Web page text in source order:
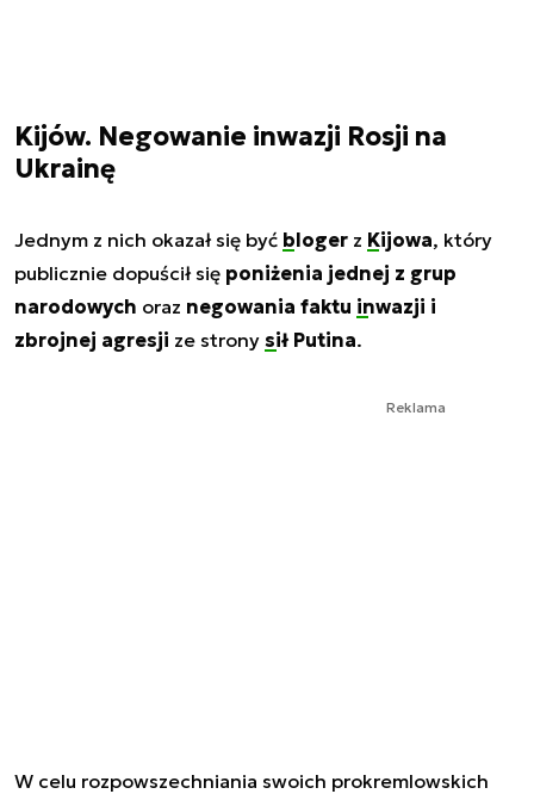
Kijów. Negowanie inwazji Rosji na
Ukrainę
Jednym z nich okazał się być bloger z Kijowa, który
publicznie dopuścił się poniżenia jednej z grup
narodowych oraz negowania faktu inwazji i
zbrojnej agresji ze strony sił Putina.
Reklama
W celu rozpowszechniania swoich prokremlowskich